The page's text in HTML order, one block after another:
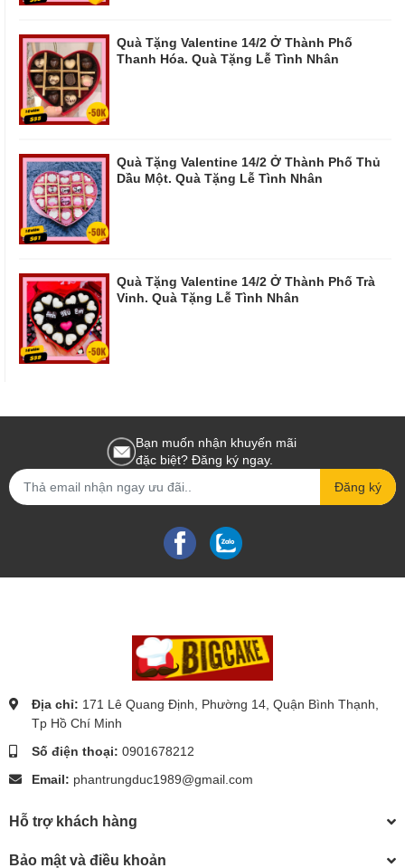
Quà Tặng Valentine 14/2 Ở Thành Phố
Thanh Hóa. Quà Tặng Lễ Tình Nhân
Quà Tặng Valentine 14/2 Ở Thành Phố Thủ
Dầu Một. Quà Tặng Lễ Tình Nhân
Quà Tặng Valentine 14/2 Ở Thành Phố Trà
Vinh. Quà Tặng Lễ Tình Nhân
Bạn muốn nhận khuyến mãi
đặc biệt? Đăng ký ngay.
Đăng ký
Địa chỉ: 171 Lê Quang Định, Phường 14, Quận Bình Thạnh,
Tp Hồ Chí Minh
Số điện thoại: 0901678212
Email: phantrungduc1989@gmail.com
Hỗ trợ khách hàng
Bảo mật và điều khoản